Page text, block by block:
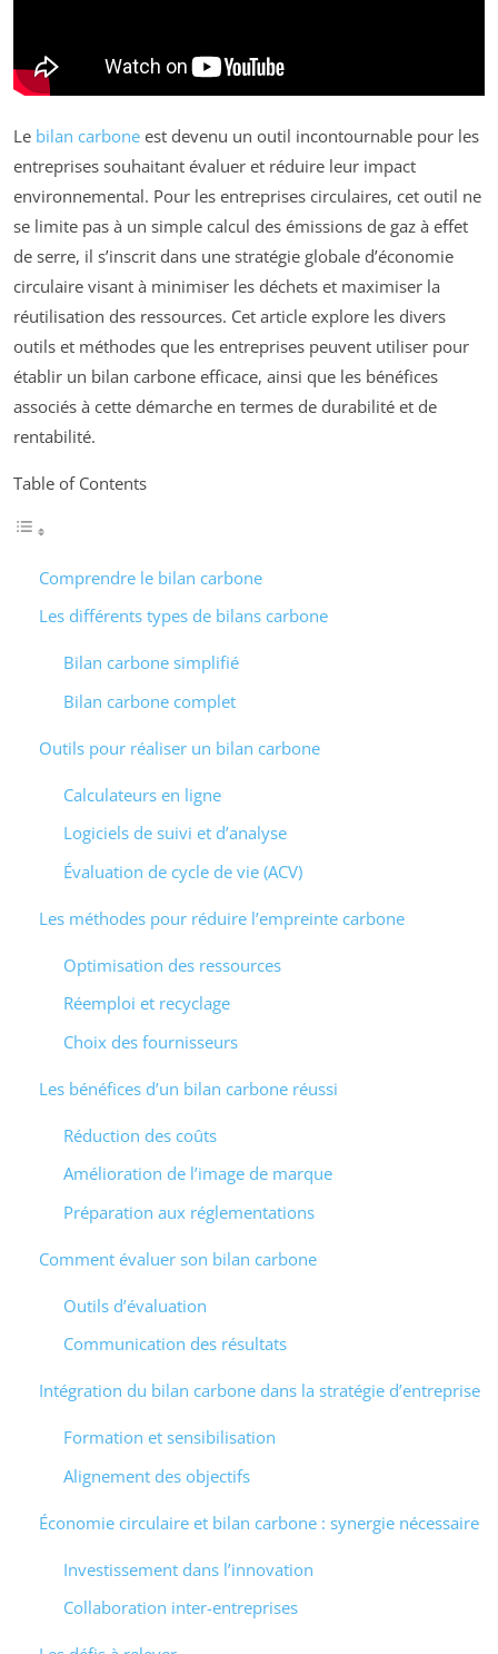
Le bilan carbone est devenu un outil incontournable pour les
entreprises souhaitant évaluer et réduire leur impact
environnemental. Pour les entreprises circulaires, cet outil ne
se limite pas à un simple calcul des émissions de gaz à effet
de serre, il s’inscrit dans une stratégie globale d’économie
circulaire visant à minimiser les déchets et maximiser la
réutilisation des ressources. Cet article explore les divers
outils et méthodes que les entreprises peuvent utiliser pour
établir un bilan carbone efficace, ainsi que les bénéfices
associés à cette démarche en termes de durabilité et de
rentabilité.
Table of Contents
Comprendre le bilan carbone
Les différents types de bilans carbone
Bilan carbone simplifié
Bilan carbone complet
Outils pour réaliser un bilan carbone
Calculateurs en ligne
Logiciels de suivi et d’analyse
Évaluation de cycle de vie (ACV)
Les méthodes pour réduire l’empreinte carbone
Optimisation des ressources
Réemploi et recyclage
Choix des fournisseurs
Les bénéfices d’un bilan carbone réussi
Réduction des coûts
Amélioration de l’image de marque
Préparation aux réglementations
Comment évaluer son bilan carbone
Outils d’évaluation
Communication des résultats
Intégration du bilan carbone dans la stratégie d’entreprise
Formation et sensibilisation
Alignement des objectifs
Économie circulaire et bilan carbone : synergie nécessaire
Investissement dans l’innovation
Collaboration inter-entreprises